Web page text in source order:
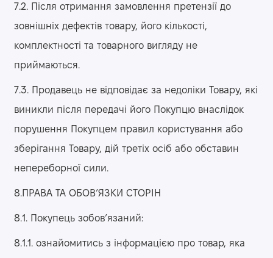
7.2. Після отримання замовлення претензії до
зовнішніх дефектів товару, його кількості,
комплектності та товарного вигляду не
приймаються.
7.3. Продавець не відповідає за недоліки Товару, які
виникли після передачі його Покупцю внаслідок
порушення Покупцем правил користування або
зберігання Товару, дій третіх осіб або обставин
непереборної сили.
8.ПРАВА ТА ОБОВ’ЯЗКИ СТОРІН
8.1. Покупець зобов’язаний:
8.1.1. ознайомитись з інформацією про товар, яка